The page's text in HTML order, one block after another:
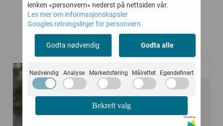
Kunder kjøpte også
-20% -50%
lenken «personvern» nederst på nettsiden vår.
Les mer om informasjonskapsler
Googles retningslinjer for personvern
Godta nødvendig Godta alle
Nødvendig Analyse Markedsføring Målrettet Egendefinert
Bekreft valg
Drevet av